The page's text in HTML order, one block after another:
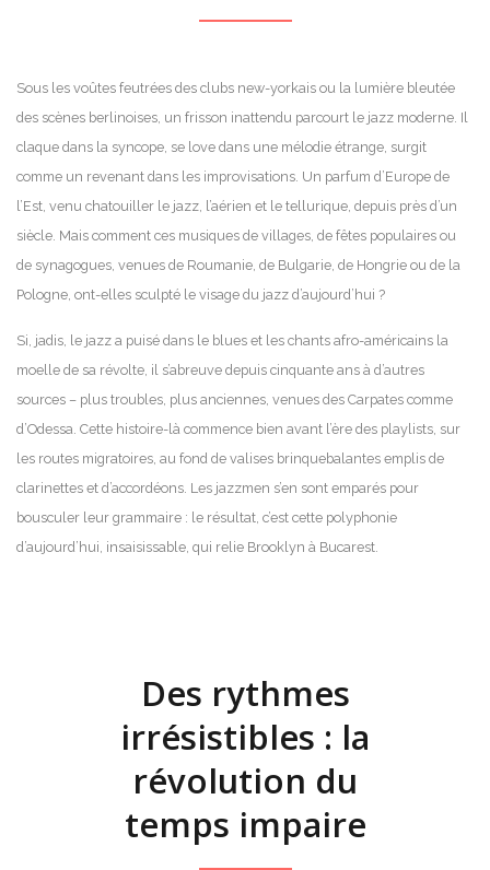
Sous les voûtes feutrées des clubs new-yorkais ou la lumière bleutée
des scènes berlinoises, un frisson inattendu parcourt le jazz moderne. Il
claque dans la syncope, se love dans une mélodie étrange, surgit
comme un revenant dans les improvisations. Un parfum d’Europe de
l’Est, venu chatouiller le jazz, l’aérien et le tellurique, depuis près d’un
siècle. Mais comment ces musiques de villages, de fêtes populaires ou
de synagogues, venues de Roumanie, de Bulgarie, de Hongrie ou de la
Pologne, ont-elles sculpté le visage du jazz d’aujourd’hui ?
Si, jadis, le jazz a puisé dans le blues et les chants afro-américains la
moelle de sa révolte, il s’abreuve depuis cinquante ans à d’autres
sources – plus troubles, plus anciennes, venues des Carpates comme
d’Odessa. Cette histoire-là commence bien avant l’ère des playlists, sur
les routes migratoires, au fond de valises brinquebalantes emplis de
clarinettes et d’accordéons. Les jazzmen s’en sont emparés pour
bousculer leur grammaire : le résultat, c’est cette polyphonie
d’aujourd’hui, insaisissable, qui relie Brooklyn à Bucarest.
Des rythmes
irrésistibles : la
révolution du
temps impaire